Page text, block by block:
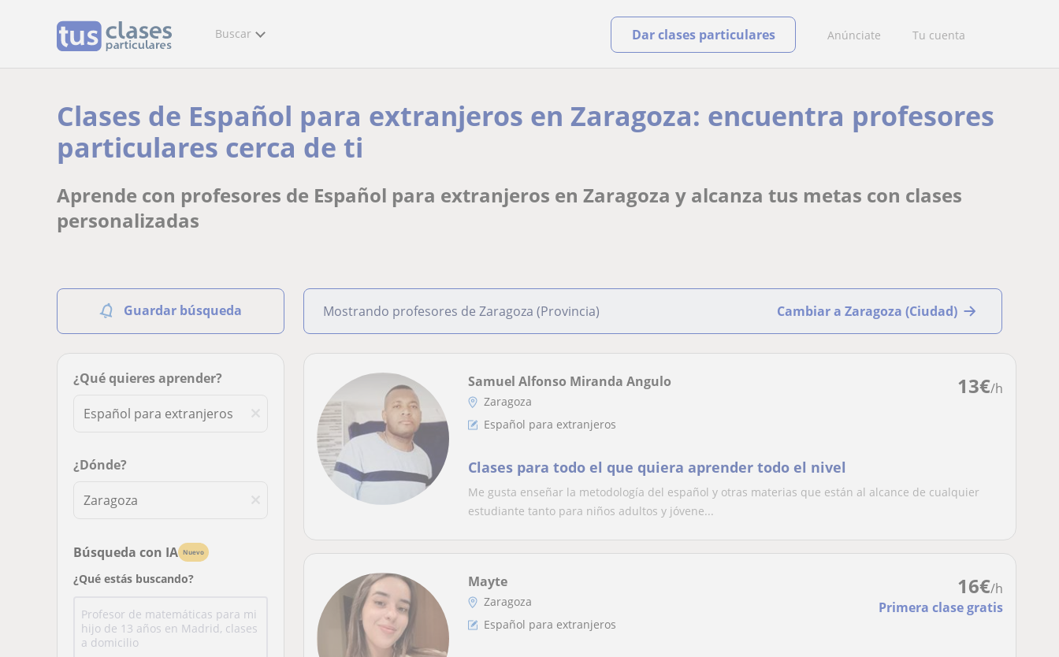
Buscar Anúnciate Tu cuenta
Dar clases particulares
Clases de Español para extranjeros en Zaragoza: encuentra profesores
particulares cerca de ti
Aprende con profesores de Español para extranjeros en Zaragoza y alcanza tus metas con clases
personalizadas
Guardar búsqueda
¿Qué quieres aprender?
¿Dónde?
Búsqueda con IA Nuevo
¿Qué estás buscando?
Mostrando profesores de Zaragoza (Provincia) Cambiar a Zaragoza (Ciudad)
13€/h
Samuel Alfonso Miranda Angulo
Zaragoza
Español para extranjeros
Clases para todo el que quiera aprender todo el nivel
Me gusta enseñar la metodología del español y otras materias que están al alcance de cualquier
estudiante tanto para niños adultos y jóvene...
16€/h
Primera clase gratis
Mayte
Zaragoza
Español para extranjeros